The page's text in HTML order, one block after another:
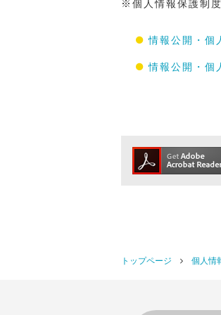
※個人情報保護制
情報公開・個
情報公開・個
トップページ 個人情